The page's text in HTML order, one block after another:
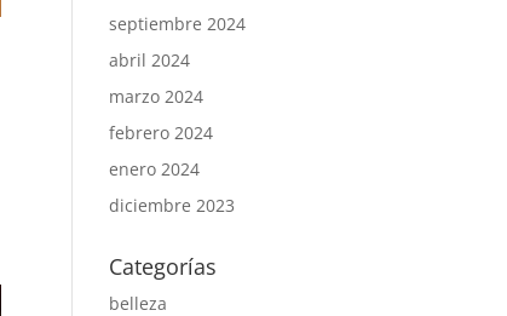
septiembre 2024
abril 2024
marzo 2024
febrero 2024
enero 2024
diciembre 2023
Categorías
belleza